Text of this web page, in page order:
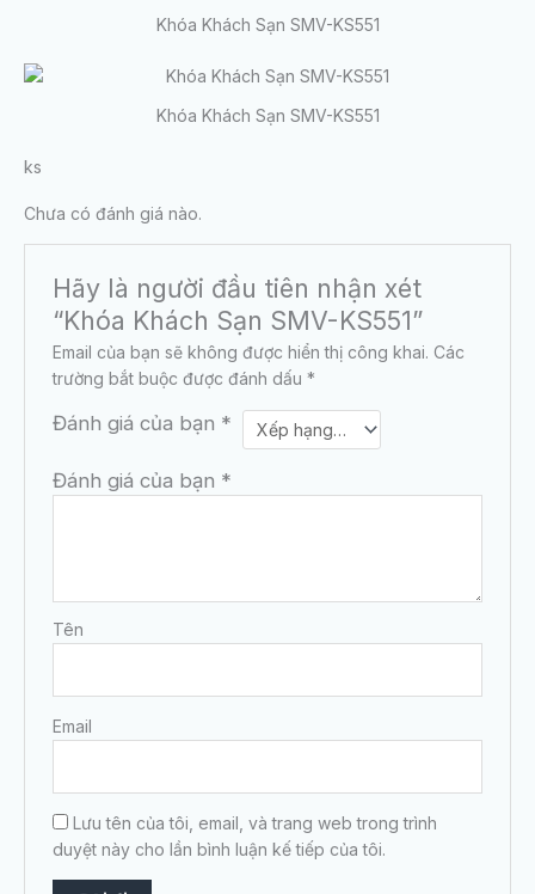
Khóa Khách Sạn SMV-KS551
Khóa Khách Sạn SMV-KS551
ks
Chưa có đánh giá nào.
Hãy là người đầu tiên nhận xét
“Khóa Khách Sạn SMV-KS551”
Email của bạn sẽ không được hiển thị công khai. Các
trường bắt buộc được đánh dấu*
Đánh giá của bạn *
Đánh giá của bạn *
Tên
Email
Lưu tên của tôi, email, và trang web trong trình
duyệt này cho lần bình luận kế tiếp của tôi.